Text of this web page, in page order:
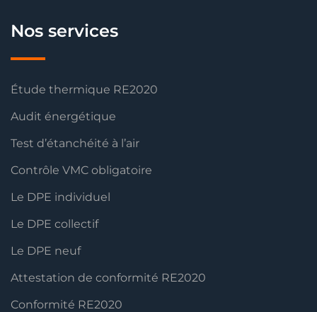
Nos services
Étude thermique RE2020
Audit énergétique
Test d’étanchéité à l’air
Contrôle VMC obligatoire
Le DPE individuel
Le DPE collectif
Le DPE neuf
Attestation de conformité RE2020
Conformité RE2020